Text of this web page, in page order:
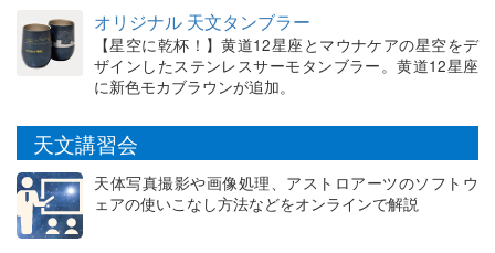
オリジナル 天文タンブラー
【星空に乾杯！】黄道12星座とマウナケアの星空をデ
ザインしたステンレスサーモタンブラー。黄道12星座
に新色モカブラウンが追加。
天文講習会
天体写真撮影や画像処理、アストロアーツのソフトウ
ェアの使いこなし方法などをオンラインで解説